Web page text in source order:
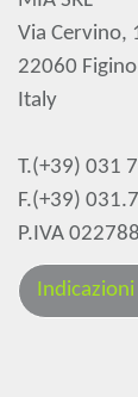
Via Cervino,
22060
Italy
T.(+39) 031
F.(+39)
P.IVA